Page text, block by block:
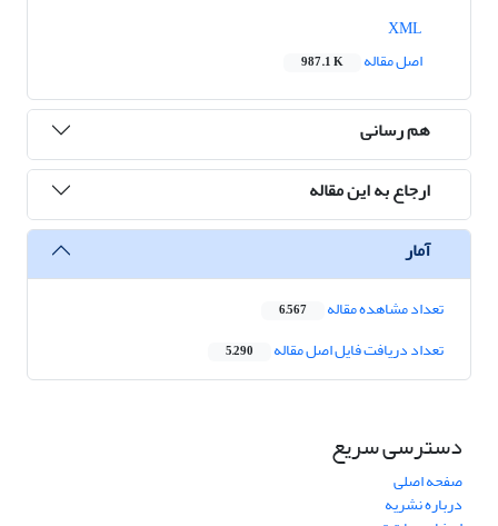
اصل مقاله
987.1 K
هم رسانی
ارجاع به این مقاله
آمار
تعداد مشاهده مقاله 6,567
تعداد دریافت فایل اصل مقاله 5,290
دسترسی سریع
صفحه اصلی
درباره نشریه